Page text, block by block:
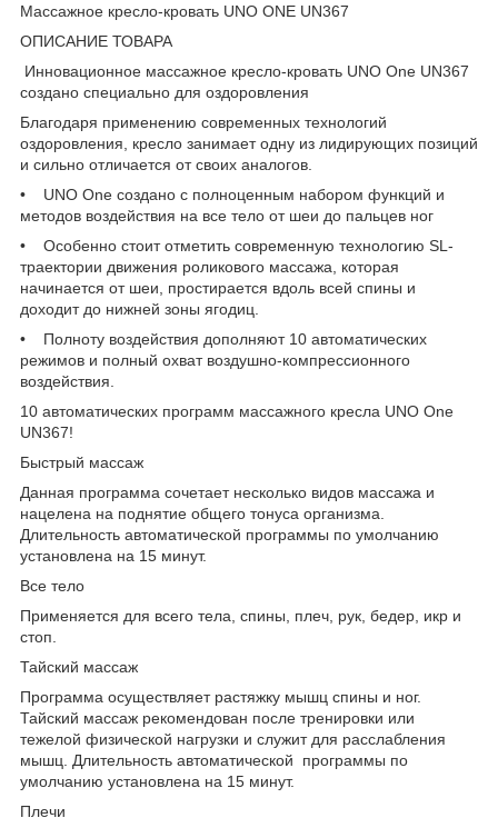
Массажное кресло-кровать UNO ONE UN367
ОПИСАНИЕ ТОВАРА
Инновационное массажное кресло-кровать UNO One UN367
создано специально для оздоровления
Благодаря применению современных технологий
оздоровления, кресло занимает одну из лидирующих позиций
и сильно отличается от своих аналогов.
• UNO One создано с полноценным набором функций и
методов воздействия на все тело от шеи до пальцев ног
• Особенно стоит отметить современную технологию SL-
траектории движения роликового массажа, которая
начинается от шеи, простирается вдоль всей спины и
доходит до нижней зоны ягодиц.
• Полноту воздействия дополняют 10 автоматических
режимов и полный охват воздушно-компрессионного
воздействия.
10 автоматических программ массажного кресла UNO One
UN367!
Быстрый массаж
Данная программа сочетает несколько видов массажа и
нацелена на поднятие общего тонуса организма.
Длительность автоматической программы по умолчанию
установлена на 15 минут.
Все тело
Применяется для всего тела, спины, плеч, рук, бедер, икр и
стоп.
Тайский массаж
Программа осуществляет растяжку мышц спины и ног.
Тайский массаж рекомендован после тренировки или
тежелой физической нагрузки и служит для расслабления
мышц. Длительность автоматической программы по
умолчанию установлена на 15 минут.
Плечи